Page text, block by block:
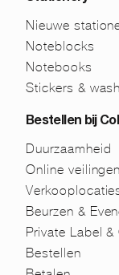
Nieuwe
Noteblocks
Notebooks
Stickers &
Bestellen bij
Duurzaamheid
Online veilingen
Beurzen &
Private Label &
Bestellen